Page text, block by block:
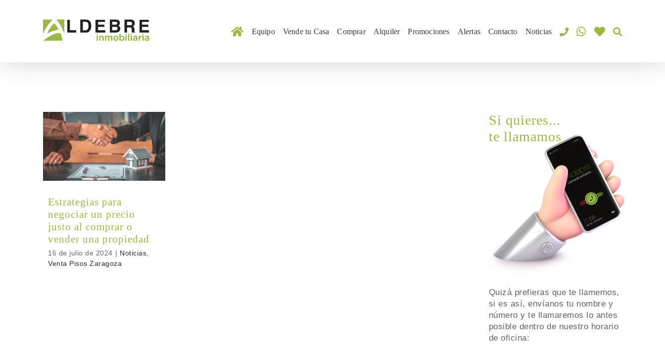
contenido
Equipo Vende tu Casa Comprar Alquiler Promociones Alertas Contacto Noticias
Noticias Venta Pisos
Zaragoza
Estrategias para
negociar un precio
justo al comprar o
vender una propiedad
16 de julio de 2024 | Noticias
Venta Pisos Zaragoza
Si quieres...
te llamamos
Quizá prefieras que te llamemos,
si es así, envíanos tu nombre y
número y te llamaremos lo antes
posible dentro de nuestro horario
de oficina: